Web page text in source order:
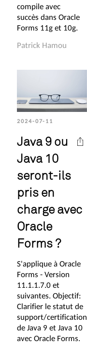
compile avec
succès dans Oracle
Forms 11g et 10g.
Patrick Hamou
2024-07-11
Java 9 ou
Java 10
seront-ils
pris en
charge avec
Oracle
Forms ?
S'applique à Oracle
Forms - Version
11.1.1.7.0 et
suivantes. Objectif:
Clarifier le statut de
support/certification
de Java 9 et Java 10
avec Oracle Forms.